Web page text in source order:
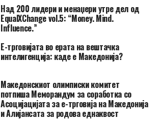
Над 200 лидери и менаџери утре дел од
EqualXChange vol.5: “Money. Mind.
Influence.”
Е-трговијата во ерата на вештачка
интелигенција: каде е Македонија?
Македонскиот олимписки комитет
потпиша Меморандум за соработка со
Асоцијацијата за е-трговија на Македонија
и Алијансата за родова еднаквост